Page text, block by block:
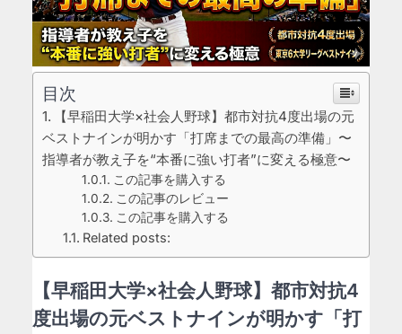
目次
​【早稲田大学×社会人野球】都市対抗4度出場の元
ベストナインが明かす「打席までの最高の準備」〜
指導者が教え子を“本番に強い打者”に変える極意〜
この記事を購入する
この記事のレビュー
この記事を購入する
Related posts:
​【早稲田大学×社会人野球】都市対抗4
度出場の元ベストナインが明かす「打